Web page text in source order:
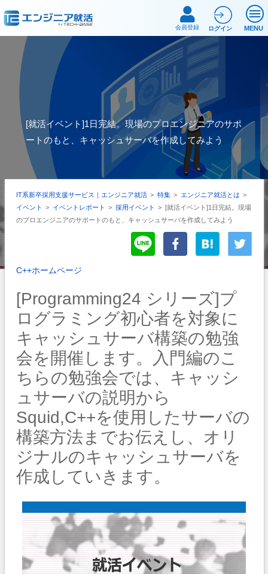
MENU
会員登録 ログイン
[就活イベント]1日完結。現場のプロエンジニアのサポ
ートのもと、キャッシュサーバを作成してみよう
IT系新卒採用支援サービス｜エンジニア就活 > 特集 > エンジニア就活とは >
イベント
> イベントレポート > 採用イベント > [就活イベント]1日完結。現場
のプロエンジニアのサポートのもと、キャッシュサーバを作成してみよう
C++ホームページ
[Programming24 シリーズ]プ
ログラミング初心者を対象に
キャッシュサーバ構築の勉強
会を開催します。入門編のこ
ちらの勉強会では、キャッシ
ュサーバの説明から
Squid,C++を使用したサーバの
構築方法までお伝えし、オリ
ジナルのキャッシュサーバを
作成していきます。